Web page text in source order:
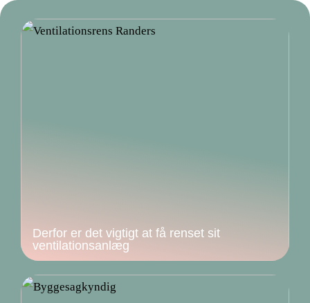
Derfor er det vigtigt at få renset sit
ventilationsanlæg